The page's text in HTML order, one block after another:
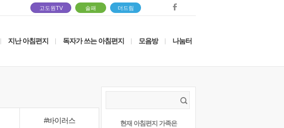
고도원TV 솔패 더드림
지난 아침편지 독자가 쓰는 아침편지 모음방 나눔터
#바이러스
현재 아침편지 가족은